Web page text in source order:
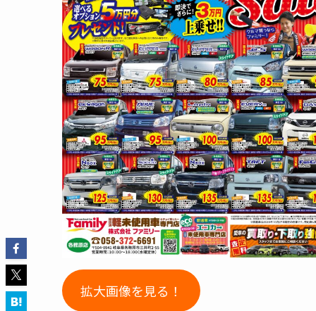
拡大画像を見る！